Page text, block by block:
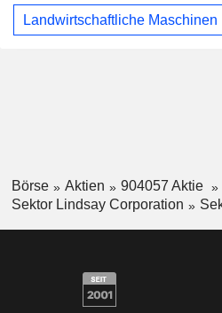
Landwirtschaftliche Maschinen
Börse Aktien
904057 Aktie
Sektor Lindsay Corporation